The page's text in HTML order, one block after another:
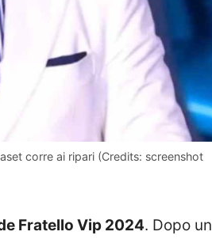
corre ai ripari (Credits: screenshot
Fratello Vip 2024. Dopo un